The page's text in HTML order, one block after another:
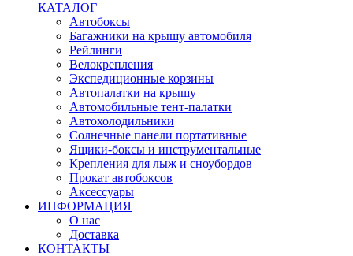
КАТАЛОГ
Автобоксы
Багажники на крышу автомобиля
Рейлинги
Велокрепления
Экспедиционные корзины
Автопалатки на крышу
Автомобильные тент-палатки
Автохолодильники
Солнечные панели портативные
Ящики-боксы и инструментальные
Крепления для лыж и сноубордов
Прокат автобоксов
Аксессуары
ИНФОРМАЦИЯ
О нас
Доставка
КОНТАКТЫ